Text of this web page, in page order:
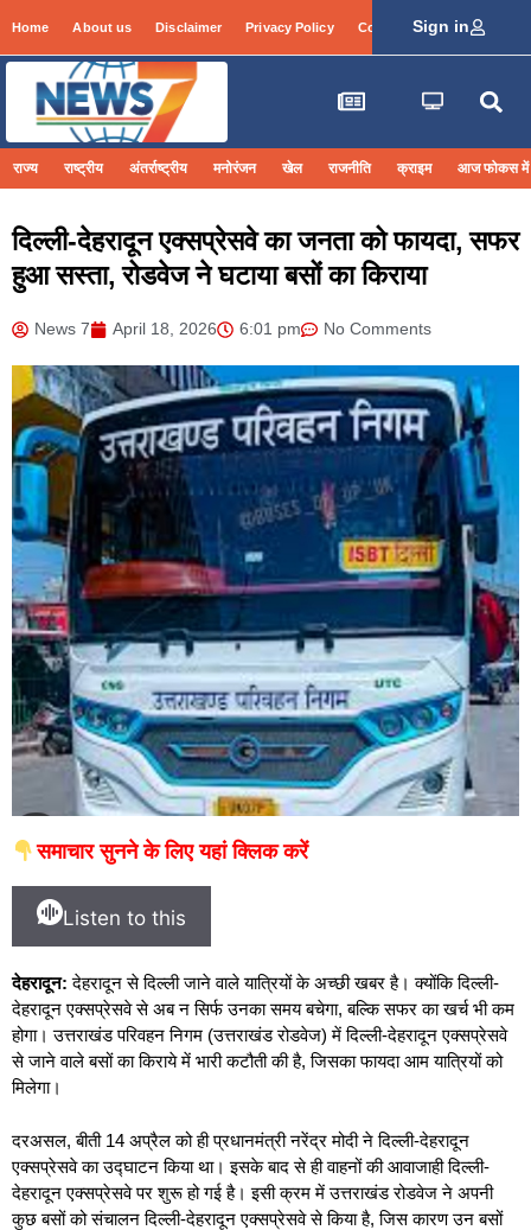
Home About us Disclaimer Privacy Policy Contact Info Login
Sign in
राज्य राष्ट्रीय अंतर्राष्ट्रीय मनोरंजन खेल राजनीति क्राइम आज फोकस में
दिल्ली-देहरादून एक्सप्रेसवे का जनता को फायदा, सफर
हुआ सस्ता, रोडवेज ने घटाया बसों का किराया
News 7 April 18, 2026 6:01 pm No Comments
समाचार सुनने के लिए यहां क्लिक करें
Listen to this
देहरादून: देहरादून से दिल्ली जाने वाले यात्रियों के अच्छी खबर है। क्योंकि दिल्ली-
देहरादून एक्सप्रेसवे से अब न सिर्फ उनका समय बचेगा, बल्कि सफर का खर्च भी कम
होगा। उत्तराखंड परिवहन निगम (उत्तराखंड रोडवेज) में दिल्ली-देहरादून एक्सप्रेसवे
से जाने वाले बसों का किराये में भारी कटौती की है, जिसका फायदा आम यात्रियों को
मिलेगा।
दरअसल, बीती 14 अप्रैल को ही प्रधानमंत्री नरेंद्र मोदी ने दिल्ली-देहरादून
एक्सप्रेसवे का उद्घाटन किया था। इसके बाद से ही वाहनों की आवाजाही दिल्ली-
देहरादून एक्सप्रेसवे पर शुरू हो गई है। इसी क्रम में उत्तराखंड रोडवेज ने अपनी
कुछ बसों को संचालन दिल्ली-देहरादून एक्सप्रेसवे से किया है, जिस कारण उन बसों